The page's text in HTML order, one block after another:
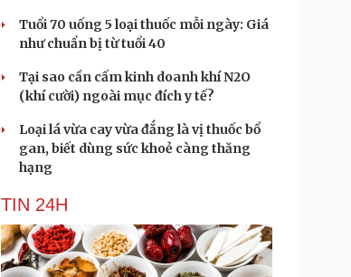
Hạt giống tâm hồn
Tuổi 70 uống 5 loại thuốc mỗi ngày: Giá
như chuẩn bị từ tuổi 40
Tại sao cần cấm kinh doanh khí N2O
(khí cười) ngoài mục đích y tế?
Loại lá vừa cay vừa đắng là vị thuốc bổ
gan, biết dùng sức khoẻ càng thăng
hạng
TIN 24H